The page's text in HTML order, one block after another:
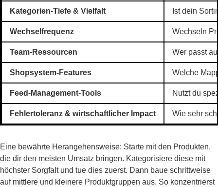
Kategorien-Tiefe & Vielfalt Ist dein
Wechselfrequenz Wechseln
Team-Ressourcen Wer passt
Shopsystem-Features Welche
Feed-Management-Tools Nutzt du
Fehlertoleranz & wirtschaftlicher Impact Wie sehr
Eine bewährte Herangehensweise: Starte mit den Produkten,
die dir den meisten Umsatz bringen. Kategorisiere diese mit
höchster Sorgfalt und tue dies zuerst. Dann baue schrittweise
auf mittlere und kleinere Produktgruppen aus. So konzentrierst